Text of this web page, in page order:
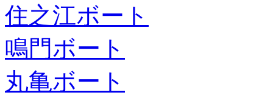
住之江ボート
鳴門ボート
丸亀ボート